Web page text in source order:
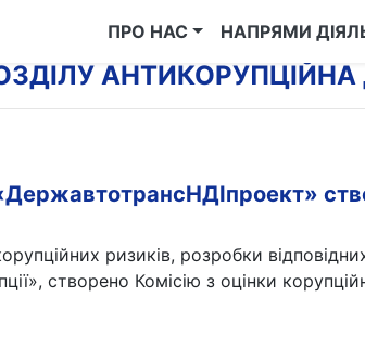
ПРО НАС НАПРЯМИ
АНТИКОРУПЦІЙНА
ризиків, розробки
створено Комісію з оцінки